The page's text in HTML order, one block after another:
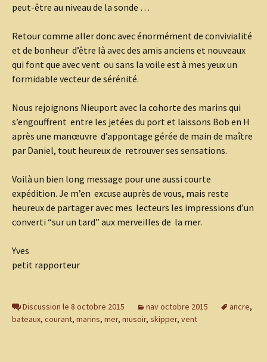
peut-être au niveau de la sonde …
Retour comme aller donc avec énormément de convivialité
et de bonheur d’être là avec des amis anciens et nouveaux
qui font que avec vent ou sans la voile est à mes yeux un
formidable vecteur de sérénité.
Nous rejoignons Nieuport avec la cohorte des marins qui
s’engouffrent entre les jetées du port et laissons Bob en H
après une manœuvre d’appontage gérée de main de maître
par Daniel, tout heureux de retrouver ses sensations.
Voilà un bien long message pour une aussi courte
expédition. Je m’en excuse auprès de vous, mais reste
heureux de partager avec mes lecteurs les impressions d’un
converti “sur un tard” aux merveilles de la mer.
Yves
petit rapporteur
Discussion le 8 octobre 2015 nav octobre 2015 ancre,
bateaux, courant, marins, mer, musoir, skipper, vent